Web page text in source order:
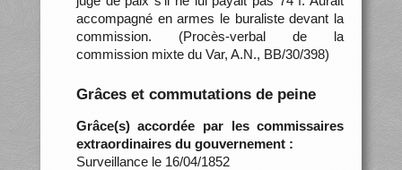
accompagné en armes le buraliste devant la
commission. (Procès-verbal de la
commission mixte du Var, A.N., BB/30/398)
Grâces et commutations de peine
Grâce(s) accordée par les commissaires
extraordinaires du gouvernement :
Surveillance le 16/04/1852